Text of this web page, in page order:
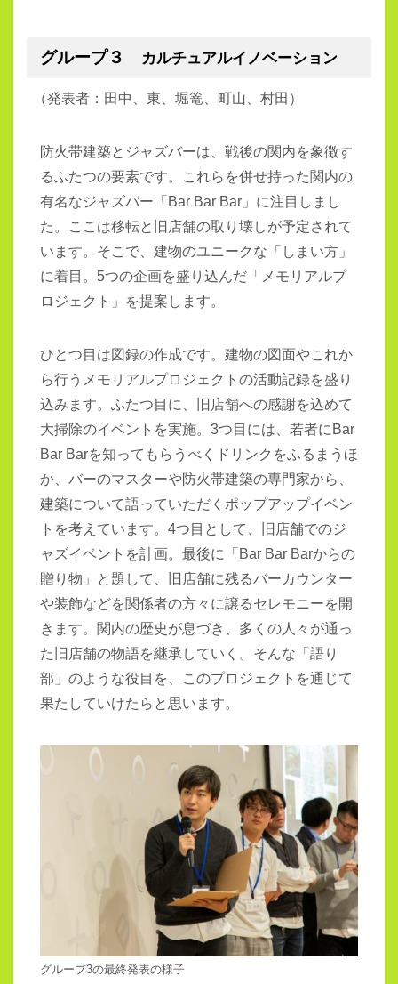
グループ３ カルチュアルイノベーション
（発表者：田中、東、堀篭、町山、村田）
防火帯建築とジャズバーは、戦後の関内を象徴す
るふたつの要素です。これらを併せ持った関内の
有名なジャズバー「Bar Bar Bar」に注目しまし
た。ここは移転と旧店舗の取り壊しが予定されて
います。そこで、建物のユニークな「しまい方」
に着目。5つの企画を盛り込んだ「メモリアルプ
ロジェクト」を提案します。
ひとつ目は図録の作成です。建物の図面やこれか
ら行うメモリアルプロジェクトの活動記録を盛り
込みます。ふたつ目に、旧店舗への感謝を込めて
大掃除のイベントを実施。3つ目には、若者にBar
Bar Barを知ってもらうべくドリンクをふるまうほ
か、バーのマスターや防火帯建築の専門家から、
建築について語っていただくポップアップイベン
トを考えています。4つ目として、旧店舗でのジ
ャズイベントを計画。最後に「Bar Bar Barからの
贈り物」と題して、旧店舗に残るバーカウンター
や装飾などを関係者の方々に譲るセレモニーを開
きます。関内の歴史が息づき、多くの人々が通っ
た旧店舗の物語を継承していく。そんな「語り
部」のような役目を、このプロジェクトを通じて
果たしていけたらと思います。
グループ3の最終発表の様子